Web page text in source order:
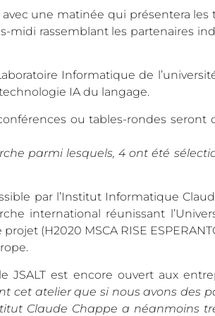
une matinée qui présentera les
midi rassemblant les partenaires
Informatique de
IA du langage.
ou tables-rondes seront
parmi lesquels, 4 ont été
par l’Institut Informatique
international réunissant
(H2020 MSCA RISE
JSALT est encore ouvert aux
cet atelier que si nous avons des
Claude Chappe a néanmoins